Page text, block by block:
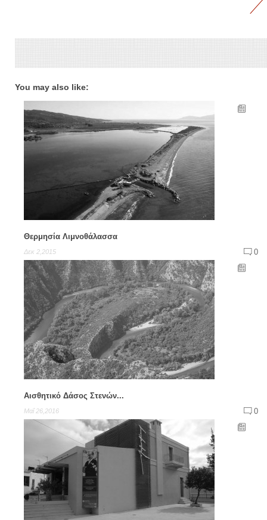
You may also like:
Θερμησία Λιμνοθάλασσα
Δεκ 2,2015 0
Αισθητικό Δάσος Στενών...
Μαΐ 26,2016 0